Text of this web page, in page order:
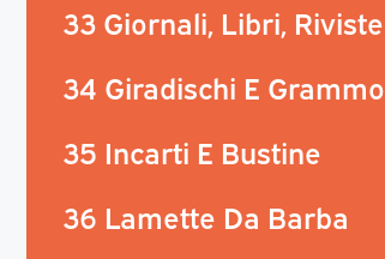
33 Giornali, Libri, Riviste
34 Giradischi E
35 Incarti E Bustine
36 Lamette Da Barba